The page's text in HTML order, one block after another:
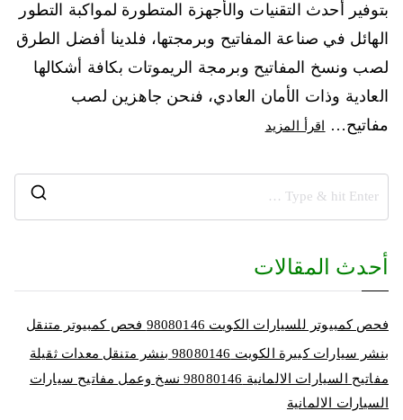
بتوفير أحدث التقنيات والأجهزة المتطورة لمواكبة التطور
الهائل في صناعة المفاتيح وبرمجتها، فلدينا أفضل الطرق
لصب ونسخ المفاتيح وبرمجة الريموتات بكافة أشكالها
العادية وذات الأمان العادي، فنحن جاهزين لصب
مفاتيح…
اقرأ المزيد
أحدث المقالات
فحص كمبيوتر للسيارات الكويت 98080146‬ فحص كمبيوتر متنقل
بنشر سيارات كبيرة الكويت 98080146‬ بنشر متنقل معدات ثقيلة
مفاتيح السيارات الالمانية 98080146‬ نسخ وعمل مفاتيح سيارات
السيارات الالمانية